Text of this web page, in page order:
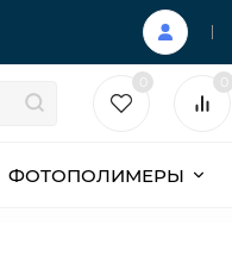
ФОТОПОЛИМЕРЫ